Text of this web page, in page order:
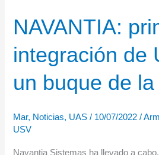
Santa
María
1780
NAVANTIA:
integración de
un buque de
Mar, Noticias, UAS / 10/07/2022/
USV
Navantia Sistemas ha llevado a